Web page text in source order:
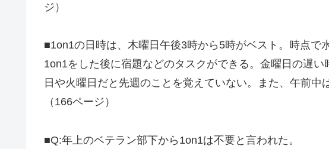
ジ）
■1on1の日時は、木曜日午後3時から5時がベスト。時点で
1on1をした後に宿題などのタスクができる。金曜日の遅
日や火曜日だと先週のことを覚えていない。また、午前中
（166ページ）
■Q:年上のベテラン部下から1on1は不要と言われた。